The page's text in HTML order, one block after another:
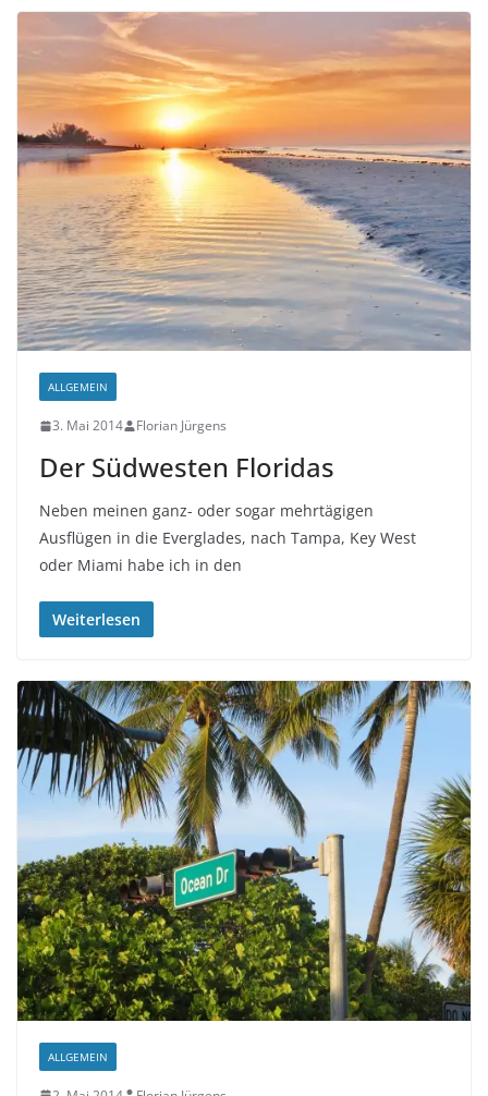
ALLGEMEIN
3. Mai 2014 Florian Jürgens
Der Südwesten Floridas
Neben meinen ganz- oder sogar mehrtägigen
Ausflügen in die Everglades, nach Tampa, Key West
oder Miami habe ich in den
Weiterlesen
ALLGEMEIN